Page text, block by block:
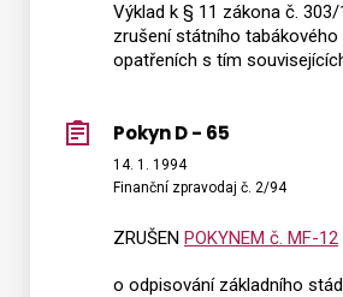
Výklad k § 11 zákona č. 303/
zrušení státního
opatřeních s tím
Pokyn D - 65
14. 1. 1994
Finanční zpravodaj č. 2/94
ZRUŠEN POKYNEM č. MF-12
o odpisování základního